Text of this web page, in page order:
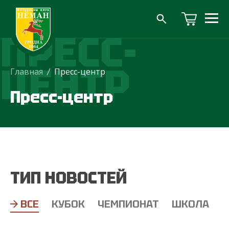
ПРЕСС-
ЦЕНТР
Главная / Пресс-центр
Пресс-центр
ТИП НОВОСТЕЙ
ВСЕ КУБОК ЧЕМПИОНАТ ШКОЛА